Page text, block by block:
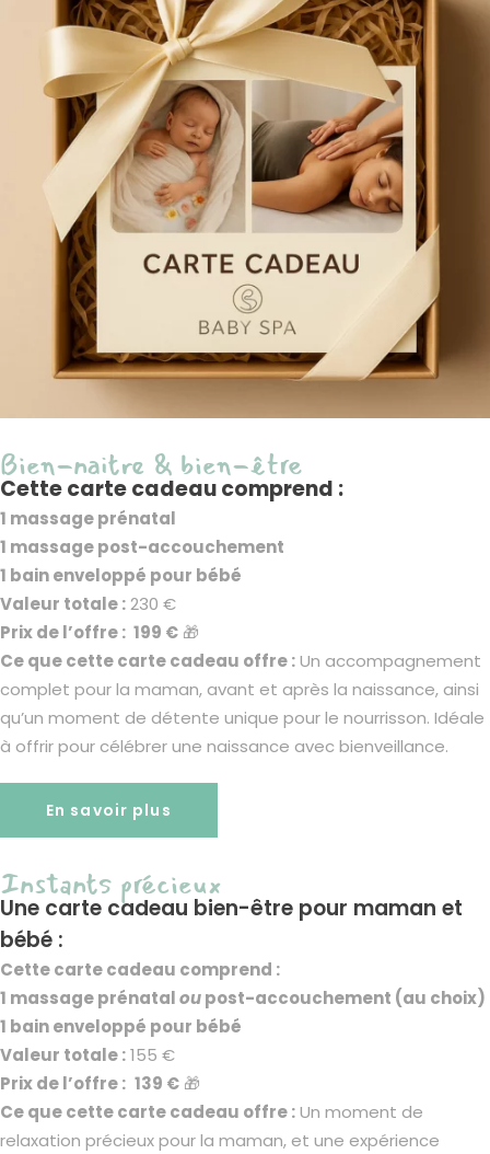
Bien-naitre & bien-être
Cette carte cadeau comprend :
1 massage prénatal
1 massage post-accouchement
1 bain enveloppé pour bébé
Valeur totale :230 €
Prix de l’offre : 199 € 🎁
Ce que cette carte cadeau offre :Un accompagnement
complet pour la maman, avant et après la naissance, ainsi
qu’un moment de détente unique pour le nourrisson. Idéale
à offrir pour célébrer une naissance avec bienveillance.
En savoir plus
Instants précieux
Une carte cadeau bien-être pour maman et
bébé :
Cette carte cadeau comprend :
1 massage prénataloupost-accouchement (au choix)
1 bain enveloppé pour bébé
Valeur totale :155 €
Prix de l’offre : 139 € 🎁
Ce que cette carte cadeau offre :Un moment de
relaxation précieux pour la maman, et une expérience